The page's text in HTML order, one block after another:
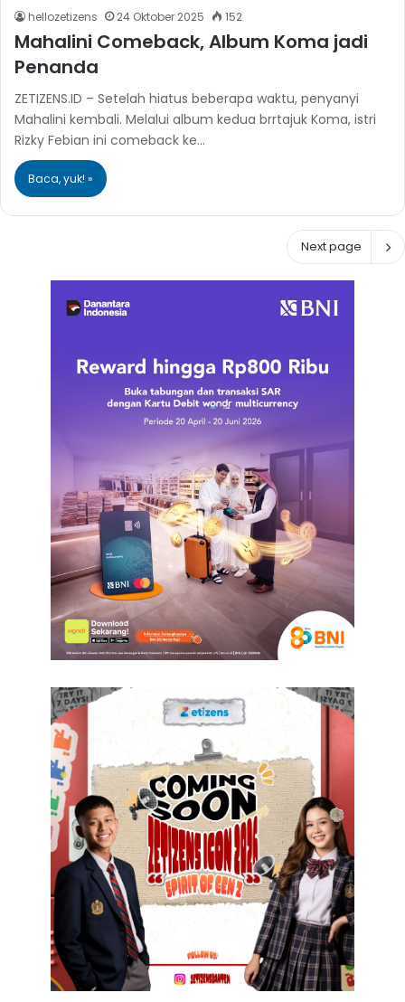
hellozetizens 24 Oktober 2025 152
Mahalini Comeback, Album Koma jadi
Penanda
ZETIZENS.ID – Setelah hiatus beberapa waktu, penyanyi
Mahalini kembali. Melalui album kedua brrtajuk Koma, istri
Rizky Febian ini comeback ke…
Baca, yuk! »
Next page